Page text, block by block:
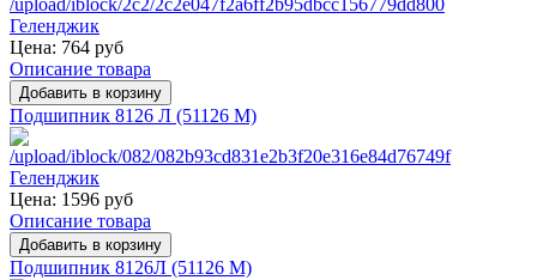
Цена: 764 руб
Описание товара
Подшипник 8126 Л (51126 М)
Цена: 1596 руб
Описание товара
Подшипник 8126Л (51126 М)